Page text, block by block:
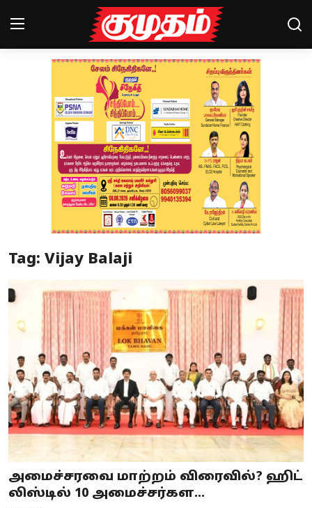
Magazines
Special Story
Business
Crime
Tamilnadu
National
Astrology
Tag: Vijay Balaji
அமைச்சரவை மாற்றம் விரைவில்? ஹிட்
லிஸ்டில் 10 அமைச்சர்கள...